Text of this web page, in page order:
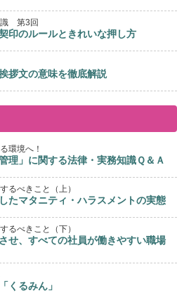
識 第3回
印のルールときれいな押し方
拶文の意味を徹底解説
環境へ！
理」に関する法律・実務知識Ｑ＆Ａ
るべきこと（上）
たマタニティ・ハラスメントの実態
るべきこと（下）
せ、すべての社員が働きやすい職場
くるみん」